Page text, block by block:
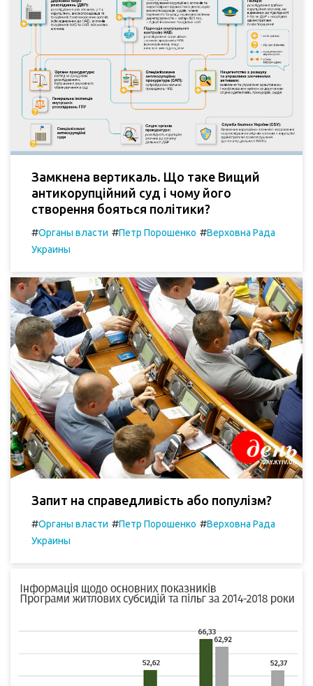
Замкнена вертикаль. Що таке Вищий
антикорупційний суд і чому його
створення бояться політики?
#Органы власти #Петр Порошенко #Верховна Рада
Украины
Запит на справедливість або популізм?
#Органы власти #Петр Порошенко #Верховна Рада
Украины